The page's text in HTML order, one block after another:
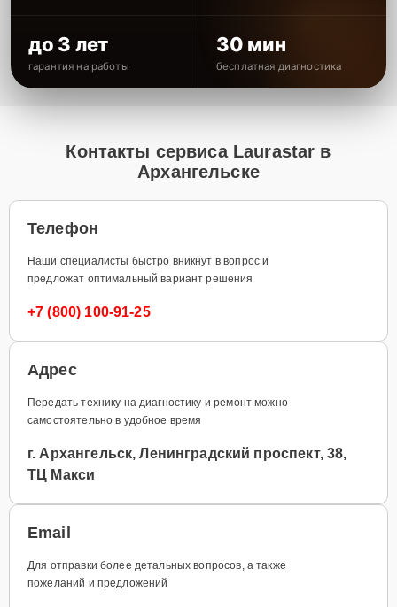
до 3 лет
гарантия на работы
30 мин
бесплатная диагностика
Контакты сервиса Laurastar в
Архангельске
Телефон
Наши специалисты быстро вникнут в вопрос и
предложат оптимальный вариант решения
+7 (800) 100-91-25
Адрес
Передать технику на диагностику и ремонт можно
самостоятельно в удобное время
г. Архангельск, Ленинградский проспект, 38,
ТЦ Макси
Email
Для отправки более детальных вопросов, а также
пожеланий и предложений